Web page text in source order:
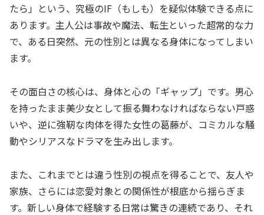
たら」という、究極のIF（もしも）を疑似体験できる点に
あります。主人公は事故や魔法、転生といった超常的な力
で、ある日突然、元の性別とは異なる身体になってしまい
ます。
その面白さの核心は、身体と心の「ギャップ」です。男心
を持ったまま美少女として振る舞わなければならない戸惑
いや、逆に強靭な肉体を得た女性の葛藤が、コミカルな騒
動やシリアスなドラマを生み出します。
また、これまでとは違う性別の視点を得ることで、友人や
家族、さらには恋愛対象との関係性が根底から揺らぎま
す。新しい身体で経験する日常は驚きの連続であり、それ